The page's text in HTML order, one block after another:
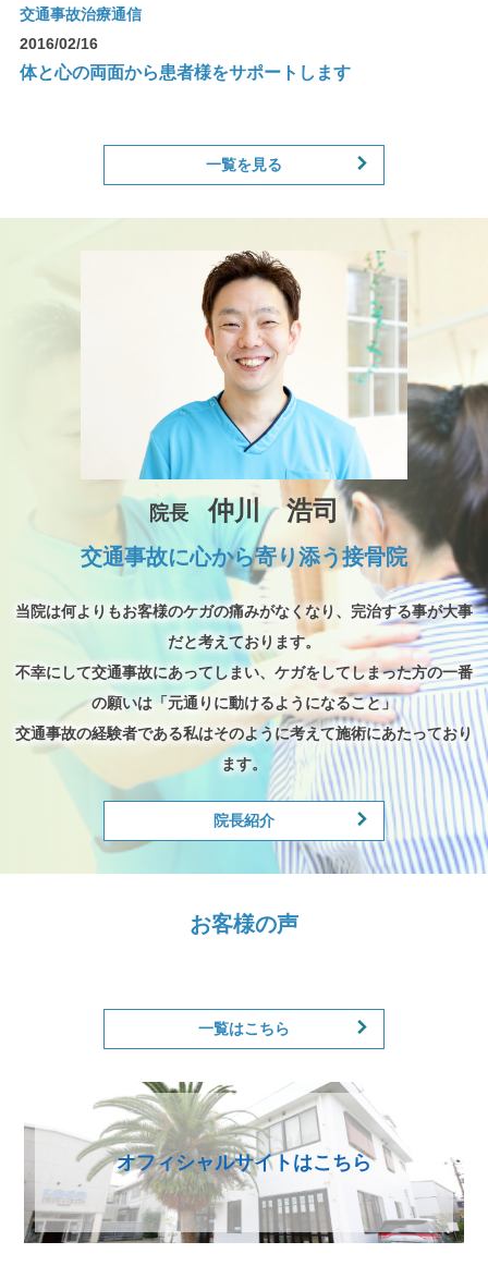
交通事故治療通信
2016/02/16
体と心の両面から患者様をサポートします
一覧を見る
院長 仲川 浩司
交通事故に心から寄り添う接骨院
当院は何よりもお客様のケガの痛みがなくなり、完治する事が大事
だと考えております。
不幸にして交通事故にあってしまい、ケガをしてしまった方の一番
の願いは「元通りに動けるようになること」
交通事故の経験者である私はそのように考えて施術にあたっており
ます。
院長紹介
お客様の声
一覧はこちら
オフィシャルサイトはこちら